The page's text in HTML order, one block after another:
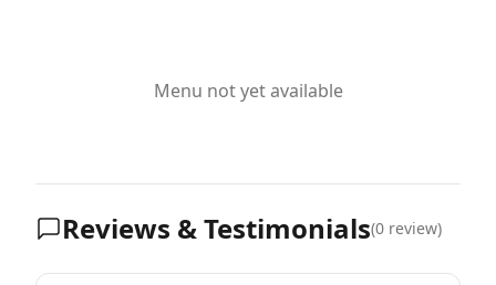
Menu not yet available
Reviews & Testimonials(0 review)